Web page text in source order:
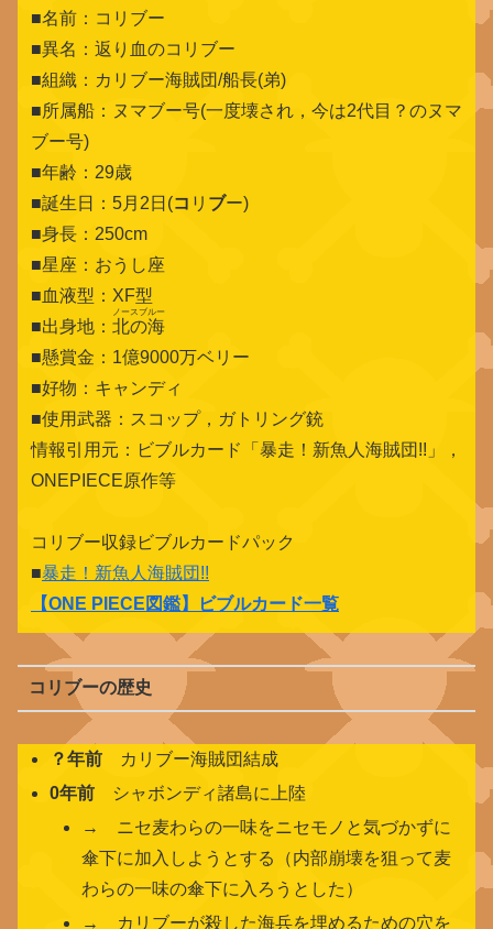
■名前：コリブー
■異名：返り血のコリブー
■組織：カリブー海賊団/船長(弟)
■所属船：ヌマブー号(一度壊され，今は2代目？のヌマ
ブー号)
■年齢：29歳
■誕生日：5月2日(コ リ ブー)
■身長：250cm
■星座：おうし座
■血液型：XF型
■出身地： 北の海
ノースブルー
■懸賞金：1億9000万ベリー
■好物：キャンディ
■使用武器：スコップ，ガトリング銃
情報引用元：ビブルカード「暴走！新魚人海賊団!!」，
ONEPIECE原作等
コリブー収録ビブルカードパック
■暴走！新魚人海賊団!!
【ONE PIECE図鑑】ビブルカード一覧
コリブーの歴史
？年前 カリブー海賊団結成
0年前 シャボンディ諸島に上陸
→ ニセ麦わらの一味をニセモノと気づかずに
傘下に加入しようとする（内部崩壊を狙って麦
わらの一味の傘下に入ろうとした）
→ カリブーが殺した海兵を埋めるための穴を